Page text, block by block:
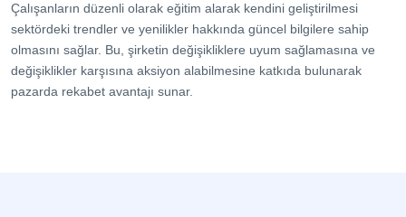
Çalışanların düzenli olarak eğitim alarak kendini geliştirilmesi
sektördeki trendler ve yenilikler hakkında güncel bilgilere sahip
olmasını sağlar. Bu, şirketin değişikliklere uyum sağlamasına ve
değişiklikler karşısına aksiyon alabilmesine katkıda bulunarak
pazarda rekabet avantajı sunar.